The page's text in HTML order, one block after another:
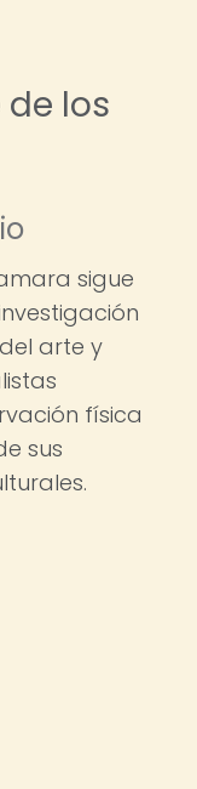
de los
sigue
arte y
física
sus